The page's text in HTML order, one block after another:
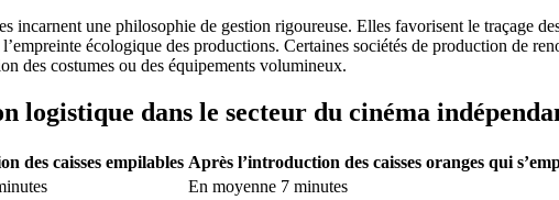
incarnent une philosophie de gestion rigoureuse. Elles favorisent le traçage
écologique des productions. Certaines sociétés de production de
des costumes ou des équipements volumineux.
logistique dans le secteur du cinéma
des caisses empilables Après l’introduction des caisses oranges qui
En moyenne 7 minutes